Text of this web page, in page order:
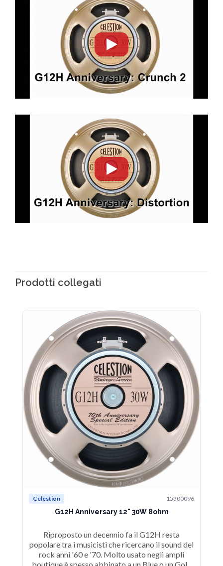
Prodotti collegati
Celestion 15300096
G12H Anniversary 12" 30W 8ohm
Riproposto un decennio fa il G12H resta
popolare tra i musicisti che ricercano il sound del
rock anni '60 e '70. Molto usato negli ampli